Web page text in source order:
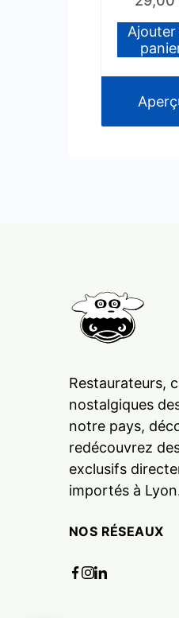
Ajouter
Restaurateurs,
nostalgiques
notre pays,
redécouvrez
exclusifs
importés à
NOS RÉSEAUX